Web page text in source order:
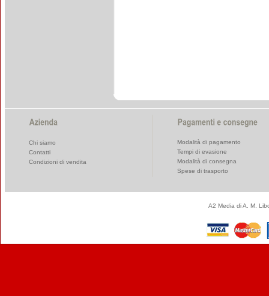
Chi siamo
Contatti
Condizioni di vendita
Modalità di pagamento
Tempi di evasione
Modalità di consegna
Spese di trasporto
A2 Media di A. M.